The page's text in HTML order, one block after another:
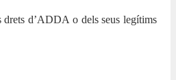
d’ADDA o dels seus legítims